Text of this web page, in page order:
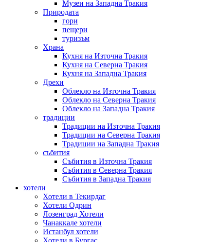
Музеи на Западна Тракия
Природата
гори
пещери
туризъм
Храна
Кухня на Източна Тракия
Кухня на Северна Тракия
Кухня на Западна Тракия
Дрехи
Облекло на Източна Тракия
Облекло на Северна Тракия
Облекло на Западна Тракия
традиции
Традиции на Източна Тракия
Традиции на Северна Тракия
Традиции на Западна Тракия
събития
Събития в Източна Тракия
Събития в Северна Тракия
Събития в Западна Тракия
хотели
Хотели в Текирдаг
Хотели Одрин
Лозенград Хотели
Чанаккале хотели
Истанбул хотели